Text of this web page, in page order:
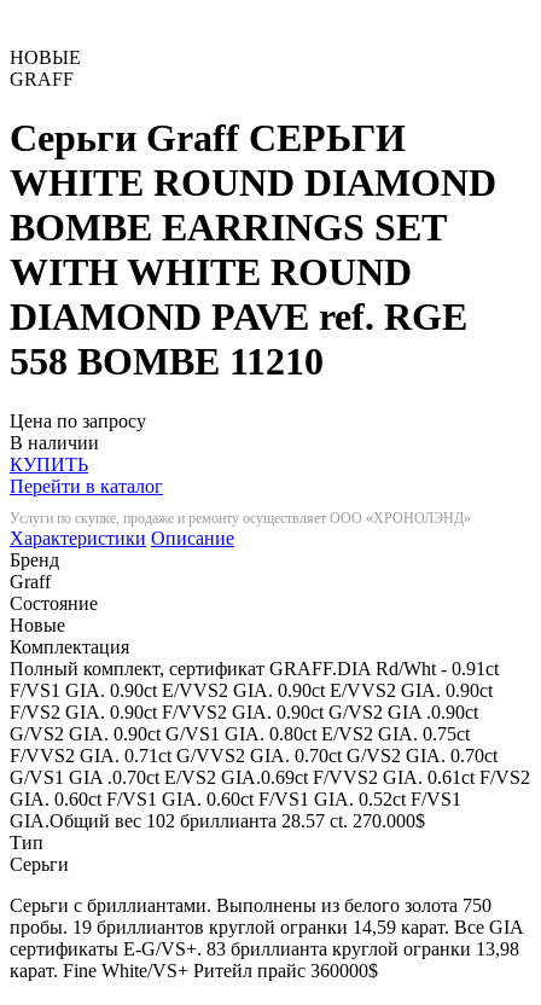
НОВЫЕ
GRAFF
Серьги Graff CЕРЬГИ
WHITE ROUND DIAMOND
BOMBE EARRINGS SET
WITH WHITE ROUND
DIAMOND PAVE ref. RGE
558 BOMBE 11210
Цена по запросу
В наличии
КУПИТЬ
Перейти в каталог
Услуги по скупке, продаже и ремонту осуществляет ООО «ХРОНОЛЭНД»
Характеристики Описание
Бренд
Graff
Состояние
Новые
Комплектация
Полный комплект, сертификат GRAFF.DIA Rd/Wht - 0.91ct
F/VS1 GIA. 0.90ct E/VVS2 GIA. 0.90ct E/VVS2 GIA. 0.90ct
F/VS2 GIA. 0.90ct F/VVS2 GIA. 0.90ct G/VS2 GIA .0.90ct
G/VS2 GIA. 0.90ct G/VS1 GIA. 0.80ct E/VS2 GIA. 0.75ct
F/VVS2 GIA. 0.71ct G/VVS2 GIA. 0.70ct G/VS2 GIA. 0.70ct
G/VS1 GIA .0.70ct E/VS2 GIA.0.69ct F/VVS2 GIA. 0.61ct F/VS2
GIA. 0.60ct F/VS1 GIA. 0.60ct F/VS1 GIA. 0.52ct F/VS1
GIA.Общий вес 102 бриллианта 28.57 ct. 270.000$
Тип
Серьги
Серьги с бриллиантами. Выполнены из белого золота 750
пробы. 19 бриллиантов круглой огранки 14,59 карат. Все GIA
сертификаты E-G/VS+. 83 бриллианта круглой огранки 13,98
карат. Fine White/VS+ Ритейл прайс 360000$